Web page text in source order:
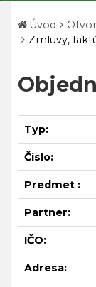
Úvod
Zmluvy,
Typ:
Číslo:
Predmet :
Partner:
IČO:
Adresa: